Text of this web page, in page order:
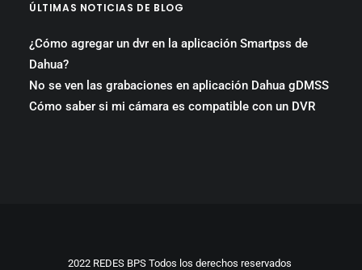
ÚLTIMAS NOTICIAS DE BLOG
¿Cómo agregar un dvr en la aplicación Smartpss de
Dahua?
No se ven las grabaciones en aplicación Dahua gDMSS
Cómo saber si mi cámara es compatible con un DVR
2022 REDES BPS Todos los derechos reservados